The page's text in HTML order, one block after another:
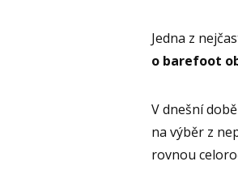
Jedna z
o barefoot
V dnešní
na výběr z
rovnou